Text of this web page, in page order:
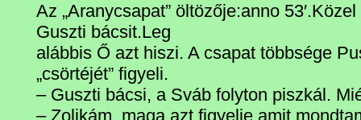
Az „Aranycsapat” öltözője:anno
Guszti bácsit.Leg
alábbis Ő azt hiszi. A csapat többsége
„csörtéjét” figyeli.
– Guszti bácsi, a Sváb folyton piszkál.
– Zolikám, maga azt figyelje amit